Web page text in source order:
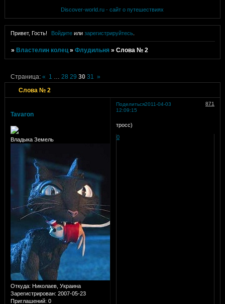
Discover-world.ru - сайт о путешествиях
Привет, Гость! Войдите илизарегистрируйтесь
» Властелин колец »Флудильня »Слова № 2
Слова № 2
Страница:« 1 … 28 29 30 31 »
Поделиться 871
2011-04-03
12:09:15
Tavaron
Владыка Земель
Откуда: Николаев, Украина
Зарегистрирован: 2007-05-23
Приглашений: 0
тросс)
0